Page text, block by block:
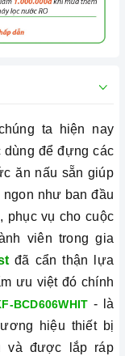
ta hiện nay
dùng để đựng các
ăn nấu sẵn giúp
như ban đầu
phục vụ cho cuộc
viên trong gia
đã cẩn thận lựa
ưu việt đó chính
BCD606WHIT - là
hiệu thiết bị
và được lắp ráp